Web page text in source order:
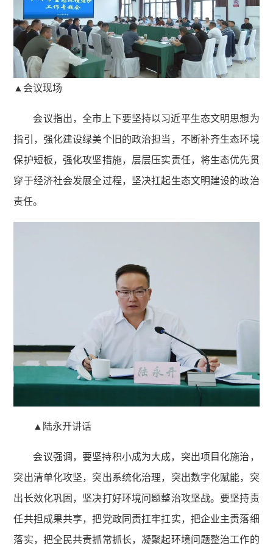
▲会议现场
会议指出，全市上下要坚持以习近平生态文明思想为
指引，强化建设绿美个旧的政治担当，不断补齐生态环境
保护短板，强化攻坚措施，层层压实责任，将生态优先贯
穿于经济社会发展全过程，坚决扛起生态文明建设的政治
责任。
▲陆永开讲话
会议强调，要坚持积小成为大成，突出项目化施治，
突出清单化攻坚，突出系统化治理，突出数字化赋能，突
出长效化巩固，坚决打好环境问题整治攻坚战。要坚持责
任共担成果共享，把党政同责扛牢扛实，把企业主责落细
落实，把全民共责抓常抓长，凝聚起环境问题整治工作的